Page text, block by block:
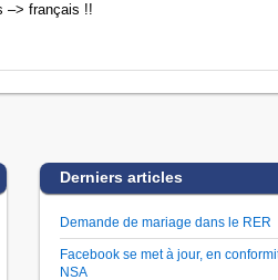
–> français !!
Derniers articles
Demande de mariage dans le RER
Facebook se met à jour, en
NSA